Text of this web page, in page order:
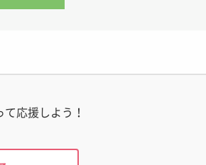
応援しよう！